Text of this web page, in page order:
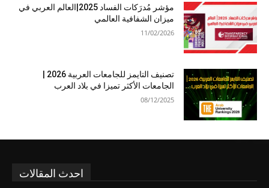
مؤشر مُدرَكات الفساد 2025|العالم العربي في
ميزان الشفافية العالمي
11/02/2026
الجامعات الأكثر تميزا في بلاد العرب
08/12/2025
احدث المقالات